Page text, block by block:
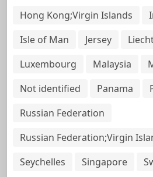
Hong Kong;Virgin Islands
Isle of Man
Jersey
Luxembourg
Malaysia
Not identified
Panama
Russian Federation
Russian Federation;Virgin
Seychelles
Singapore